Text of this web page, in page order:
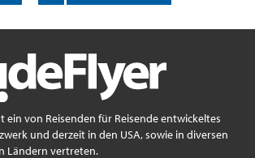
ein von Reisenden für Reisende entwickeltes
und derzeit in den USA, sowie in diversen
Ländern vertreten.